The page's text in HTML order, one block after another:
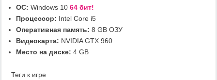
ОС: Windows 10 64 бит!
Процессор: Intel Core i5
Оперативная память: 8 GB ОЗУ
Видеокарта: NVIDIA GTX 960
Место на диске: 4 GB
Теги к игре